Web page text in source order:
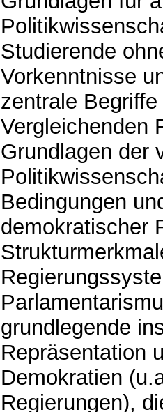
Studierende
Vorkenntnisse
zentrale
Vergleichenden
Grundlagen der
Bedingungen
demokratischer
grundlegende
Repräsentation
Demokratien
Regierungen),